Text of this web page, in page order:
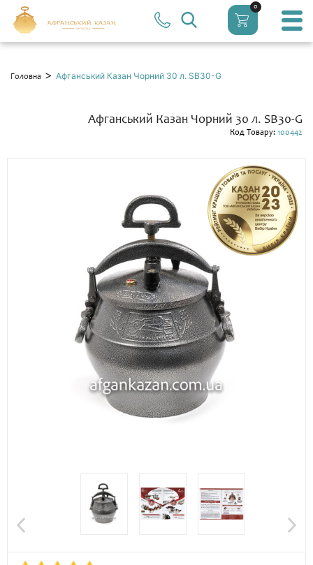
0
Головна > Афганський Казан Чорний 30 л. SB30-G
Афганський Казан Чорний 30 л. SB30-G
Код Товару: 100442